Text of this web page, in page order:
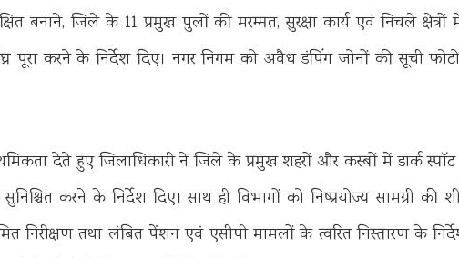
बनाने, जिले के 11 प्रमुख पुलों की मरम्मत, सुरक्षा कार्य एवं निचले
पूरा करने के निर्देश दिए। नगर निगम को अवैध डंपिंग जोनों की सूची
देते हुए जिलाधिकारी ने जिले के प्रमुख शहरों और कस्बों में डार्क स्पॉट
सुनिश्चित करने के निर्देश दिए। साथ ही विभागों को निष्प्रयोज्य सामग्री की
निरीक्षण तथा लंबित पेंशन एवं एसीपी मामलों के त्वरित निस्तारण के